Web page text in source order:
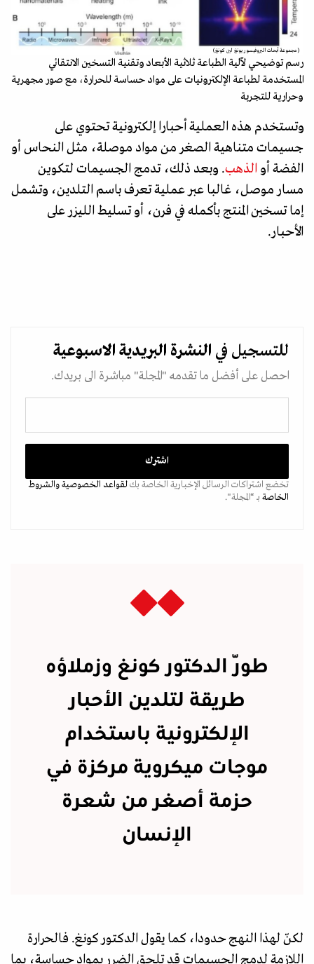
(مجموعة أبحاث البروفيسور يونغ لين كونغ)
رسم توضيحي لآلية الطباعة ثلاثية الأبعاد وتقنية التسخين الانتقائي
المستخدمة لطباعة الإلكترونيات على مواد حساسة للحرارة، مع صور مجهرية
وحرارية للتجربة
وتستخدم هذه العملية أحبارا إلكترونية تحتوي على
جسيمات متناهية الصغر من مواد موصلة، مثل النحاس أو
الفضة أو الذهب. وبعد ذلك، تدمج الجسيمات لتكوين
مسار موصل، غالبا عبر عملية تعرف باسم التلدين، وتشمل
إما تسخين المنتج بأكمله في فرن، أو تسليط الليزر على
الأحبار.
للتسجيل في النشرة البريدية الاسبوعية
احصل على أفضل ما تقدمه "المجلة" مباشرة الى بريدك.
تخضع اشتراكات الرسائل الإخبارية الخاصة بكلقواعد الخصوصيةوالشروط
الخاصة بـ “المجلة".
طوّر الدكتور كونغ وزملاؤه
طريقة لتلدين الأحبار
الإلكترونية باستخدام
موجات ميكروية مركزة في
حزمة أصغر من شعرة
الإنسان
لكنّ لهذا النهج حدودا، كما يقول الدكتور كونغ. فالحرارة
اللازمة لدمج الجسيمات قد تلحق الضرر بمواد حساسة، بما